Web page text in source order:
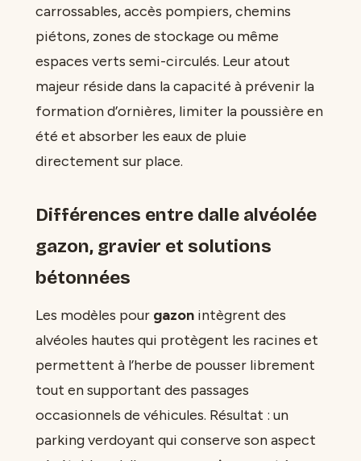
carrossables, accès pompiers, chemins
piétons, zones de stockage ou même
espaces verts semi-circulés. Leur atout
majeur réside dans la capacité à prévenir la
formation d’ornières, limiter la poussière en
été et absorber les eaux de pluie
directement sur place.
Différences entre dalle alvéolée
gazon, gravier et solutions
bétonnées
Les modèles pour gazon intègrent des
alvéoles hautes qui protègent les racines et
permettent à l’herbe de pousser librement
tout en supportant des passages
occasionnels de véhicules. Résultat : un
parking verdoyant qui conserve son aspect